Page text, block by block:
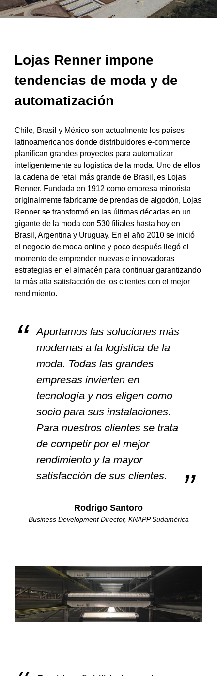
Lojas Renner impone
tendencias de moda y de
automatización
Chile, Brasil y México son actualmente los países
latinoamericanos donde distribuidores e-commerce
planifican grandes proyectos para automatizar
inteligentemente su logística de la moda. Uno de ellos,
la cadena de retail más grande de Brasil, es Lojas
Renner. Fundada en 1912 como empresa minorista
originalmente fabricante de prendas de algodón, Lojas
Renner se transformó en las últimas décadas en un
gigante de la moda con 530 filiales hasta hoy en
Brasil, Argentina y Uruguay. En el año 2010 se inició
el negocio de moda online y poco después llegó el
momento de emprender nuevas e innovadoras
estrategias en el almacén para continuar garantizando
la más alta satisfacción de los clientes con el mejor
rendimiento.
Aportamos las soluciones más
modernas a la logística de la
moda. Todas las grandes
empresas invierten en
tecnología y nos eligen como
socio para sus instalaciones.
Para nuestros clientes se trata
de competir por el mejor
rendimiento y la mayor
satisfacción de sus clientes.
Rodrigo Santoro
Business Development Director, KNAPP Sudamérica